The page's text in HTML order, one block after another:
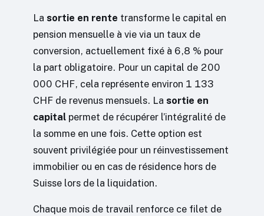
La sortie en rente transforme le capital en
pension mensuelle à vie via un taux de
conversion, actuellement fixé à 6,8 % pour
la part obligatoire. Pour un capital de 200
000 CHF, cela représente environ 1 133
CHF de revenus mensuels. La sortie en
capital permet de récupérer l’intégralité de
la somme en une fois. Cette option est
souvent privilégiée pour un réinvestissement
immobilier ou en cas de résidence hors de
Suisse lors de la liquidation.
Chaque mois de travail renforce ce filet de